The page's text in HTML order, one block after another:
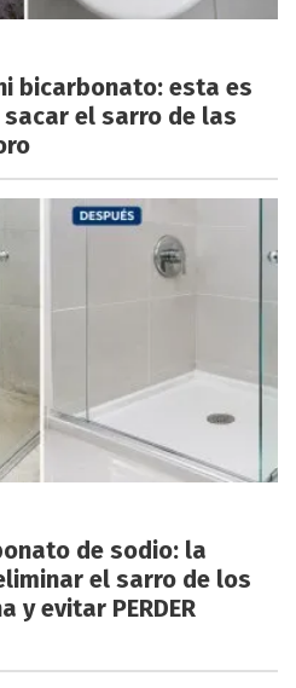
bicarbonato: esta es
sacar el sarro de las
de sodio: la
el sarro de los
y evitar PERDER